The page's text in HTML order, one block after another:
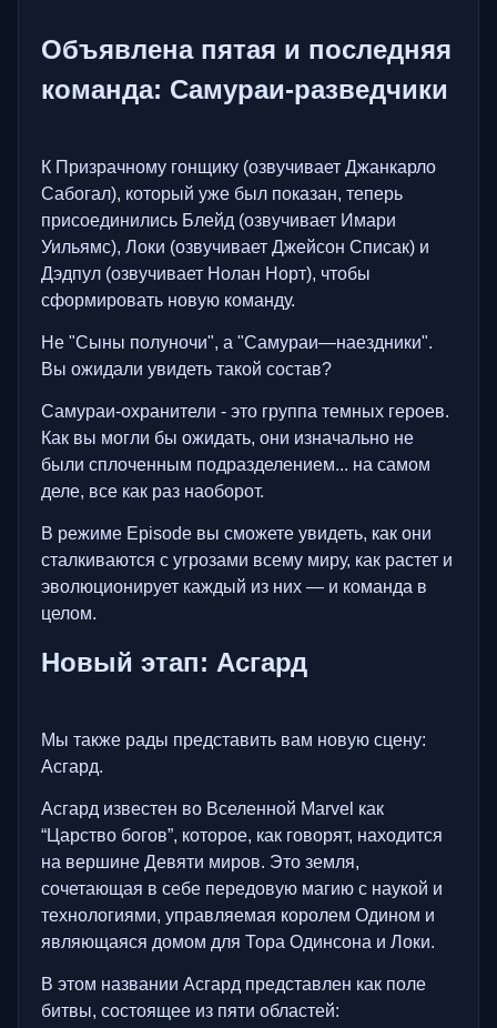
Объявлена пятая и последняя
команда: Самураи-разведчики
К Призрачному гонщику (озвучивает Джанкарло
Сабогал), который уже был показан, теперь
присоединились Блейд (озвучивает Имари
Уильямс), Локи (озвучивает Джейсон Списак) и
Дэдпул (озвучивает Нолан Норт), чтобы
сформировать новую команду.
Не "Сыны полуночи", а "Самураи—наездники".
Вы ожидали увидеть такой состав?
Самураи-охранители - это группа темных героев.
Как вы могли бы ожидать, они изначально не
были сплоченным подразделением... на самом
деле, все как раз наоборот.
В режиме Episode вы сможете увидеть, как они
сталкиваются с угрозами всему миру, как растет и
эволюционирует каждый из них — и команда в
целом.
Новый этап: Асгард
Мы также рады представить вам новую сцену:
Асгард.
Асгард известен во Вселенной Marvel как
“Царство богов”, которое, как говорят, находится
на вершине Девяти миров. Это земля,
сочетающая в себе передовую магию с наукой и
технологиями, управляемая королем Одином и
являющаяся домом для Тора Одинсона и Локи.
В этом названии Асгард представлен как поле
битвы, состоящее из пяти областей: